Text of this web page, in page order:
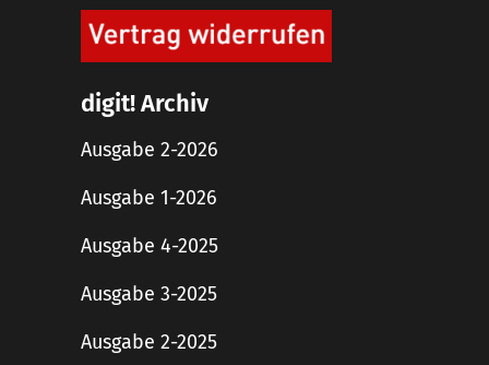
digit! Archiv
Ausgabe 2-2026
Ausgabe 1-2026
Ausgabe 4-2025
Ausgabe 3-2025
Ausgabe 2-2025